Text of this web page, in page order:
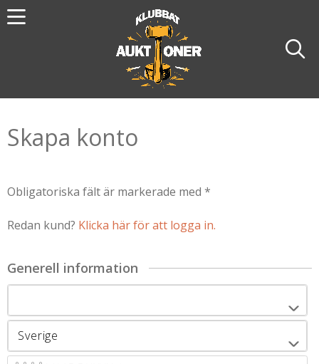
Skapa konto
Obligatoriska fält är markerade med *
Redan kund? Klicka här för att logga in.
Generell information